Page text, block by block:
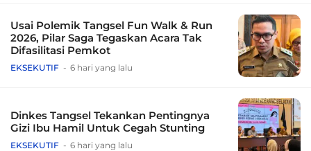
Usai Polemik Tangsel Fun Walk & Run
2026, Pilar Saga Tegaskan Acara Tak
Difasilitasi Pemkot
EKSEKUTIF 6 hari yang lalu
Dinkes Tangsel Tekankan Pentingnya
Gizi Ibu Hamil Untuk Cegah Stunting
EKSEKUTIF 6 hari yang lalu